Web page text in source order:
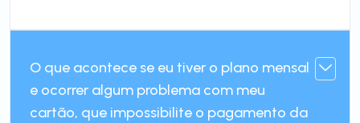
O que acontece se eu tiver o plano mensal
e ocorrer algum problema com meu
cartão, que impossibilite o pagamento da